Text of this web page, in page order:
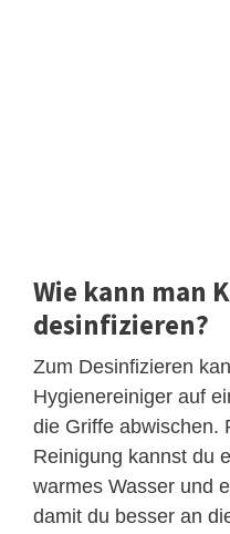
Wie kann man
desinfizieren?
Zum Desinfizieren
Hygienereiniger auf
die Griffe abwischen.
Reinigung kannst du
warmes Wasser und
damit du besser an